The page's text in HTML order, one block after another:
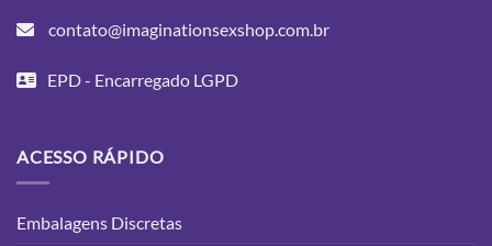
contato@imaginationsexshop.com.br
EPD - Encarregado LGPD
ACESSO RÁPIDO
Embalagens Discretas